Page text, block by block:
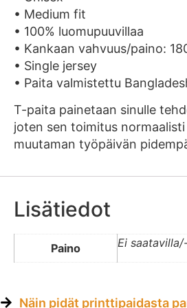
• Medium fit
• 100% luomupuuvillaa
• Kankaan vahvuus/paino:
• Single jersey
• Paita valmistettu
T-paita painetaan sinulle
joten sen toimitus
muutaman työpäivän
Lisätiedot
Paino Ei
Näin pidät printtipaidasta